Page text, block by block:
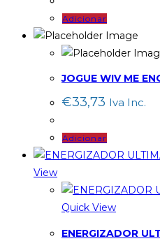
Adicionar
JOGUE WIV ME
€33,73 Iva Inc.
Adicionar
View
Quick View
ENERGIZADOR